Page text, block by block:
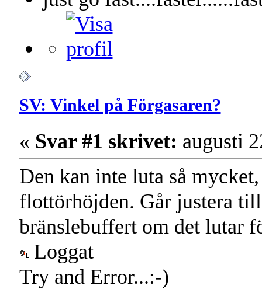
SV: Vinkel på Förgasaren?
« Svar #1 skrivet: augusti
Den kan inte luta så
flottörhöjden. Går justera
bränslebuffert om det lutar
Loggat
Try and Error...:-)